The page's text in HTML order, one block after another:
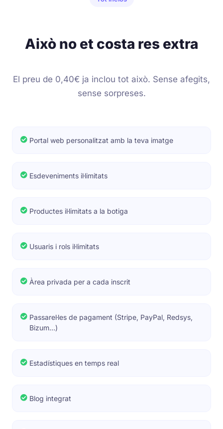
Això no et costa res extra
El preu de 0,40€ ja inclou tot això. Sense afegits,
sense sorpreses.
Portal web personalitzat amb la teva imatge
Esdeveniments il·limitats
Productes il·limitats a la botiga
Usuaris i rols il·limitats
Àrea privada per a cada inscrit
Passarel·les de pagament (Stripe, PayPal, Redsys,
Bizum…)
Estadístiques en temps real
Blog integrat